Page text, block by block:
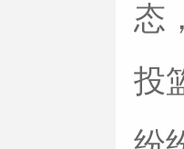
态
投